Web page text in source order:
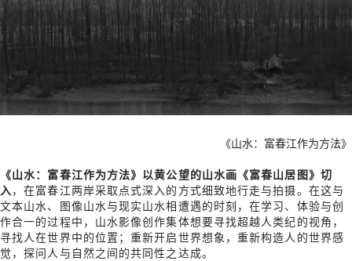
《山水：富春江作为方法》
《山水：富春江作为方法》以黄公望的山水画《富春山居图》切
入 ，在富春江两岸采取点式深入的方式细致地行走与拍摄。在这与
文本山水、图像山水与现实山水相遭遇的时刻，在学习、体验与创
作合一的过程中，山水影像创作集体想要寻找超越人类纪的视角，
寻找人在世界中的位置；重新开启世界想象，重新构造人的世界感
觉，探问人与自然之间的共同性之达成。